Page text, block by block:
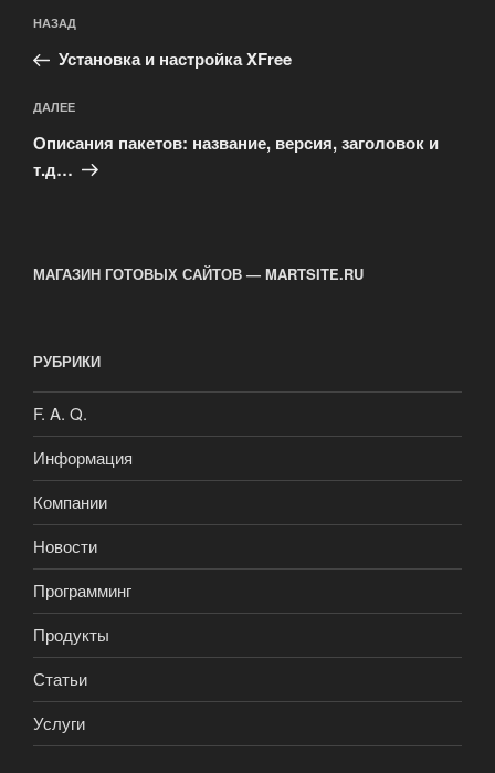
по
записям
Предыдущая
запись:
НАЗАД
Установка и настройка XFree
Следующая
запись
ДАЛЕЕ
Описания пакетов: название, версия, заголовок и
т.д…
МАГАЗИН ГОТОВЫХ САЙТОВ — MARTSITE.RU
РУБРИКИ
F. A. Q.
Информация
Компании
Новости
Программинг
Продукты
Статьи
Услуги